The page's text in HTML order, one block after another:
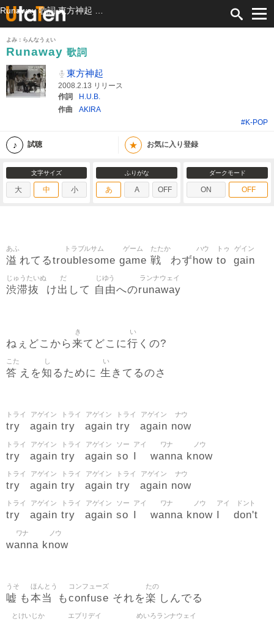
よみ：らんなうぇい
Runaway 歌詞
東方神起
2008.2.13 リリース
作詞
H.U.B.
作曲
AKIRA
#K-POP
試聴 ★ お気に入り登録
文字サイズ
大 中 小
ふりがな
あ A OFF
ダークモード
ON OFF
溢
あふ
れてるtroublesome
トラブルサム
game
ゲーム
戦
たたか
わずhow
ハウ
to
トゥ
gain
ゲイン
渋滞抜
じゅうたいぬ
け出
だ
して 自由
じゆう
へのrunaway
ランナウェイ
ねぇどこから来
き
てどこに行
い
くの?
答
こた
えを知
し
るために 生
い
きてるのさ
try
トライ
again
アゲイン
try
トライ
again
アゲイン
try
トライ
again
アゲイン
now
ナウ
try
トライ
again
アゲイン
try
トライ
again
アゲイン
so
ソー
I
アイ
wanna
ワナ
know
ノウ
try
トライ
again
アゲイン
try
トライ
again
アゲイン
try
トライ
again
アゲイン
now
ナウ
try
トライ
again
アゲイン
try
トライ
again
アゲイン
so
ソー アイ
wanna
ワナ
know
ノウ アイ
don't
ドント
wanna
ワナ
know
ノウ
嘘
うそ
も本当
ほんとう
もconfuse
コンフューズ
それを楽
たの
しんでる
とけいじか エブリデイ めいろランナウェイ